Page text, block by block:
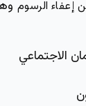
إعفاء الرسوم
الاجتماعي